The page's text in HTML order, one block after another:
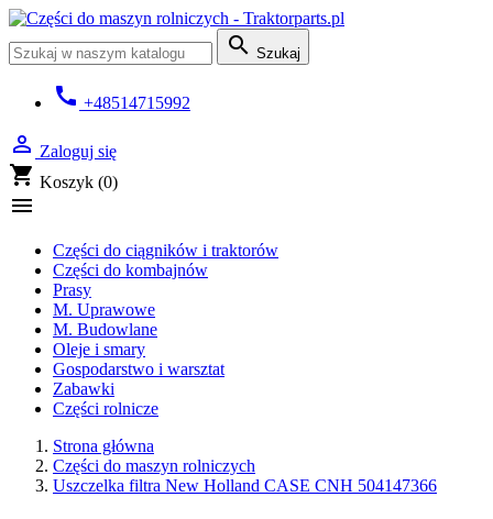
 Szukaj
call +48514715992
 Zaloguj się
shopping_cart Koszyk (0)

Części do ciągników i traktorów
Części do kombajnów
Prasy
M. Uprawowe
M. Budowlane
Oleje i smary
Gospodarstwo i warsztat
Zabawki
Części rolnicze
Strona główna
Części do maszyn rolniczych
Uszczelka filtra New Holland CASE CNH 504147366